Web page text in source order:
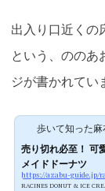
出入り口近くの
という、ののあ
ジが書かれてい
歩いて知った麻
売り切れ必至！ 可
メイドドーナツ
https://azabu-guide.jp/
RACINES DONUT & ICE